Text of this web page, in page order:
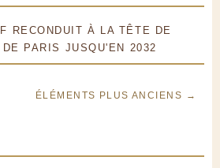
RECONDUIT À LA TÊTE DE
PARIS JUSQU'EN 2032
ÉLÉMENTS PLUS ANCIENS →